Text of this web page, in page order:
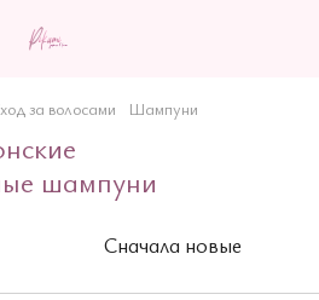
за волосами Шампуни
шампуни
Сначала новые